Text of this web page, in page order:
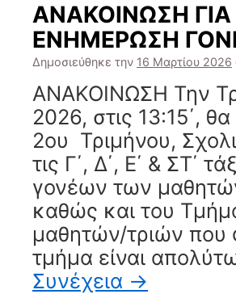
ΑΝΑΚΟΙΝΩΣΗ
ΕΝΗΜΕΡΩΣΗ
Δημοσιεύθηκε την 16 Μαρτίου 2026
ΑΝΑΚΟΙΝΩΣΗ Την
2026, στις 13:15΄,
2ου Τριμήνου,
τις Γ΄, Δ΄, Ε΄ & ΣΤ΄
γονέων των
καθώς και του
μαθητών/τριών που
τμήμα είναι
Συνέχεια →